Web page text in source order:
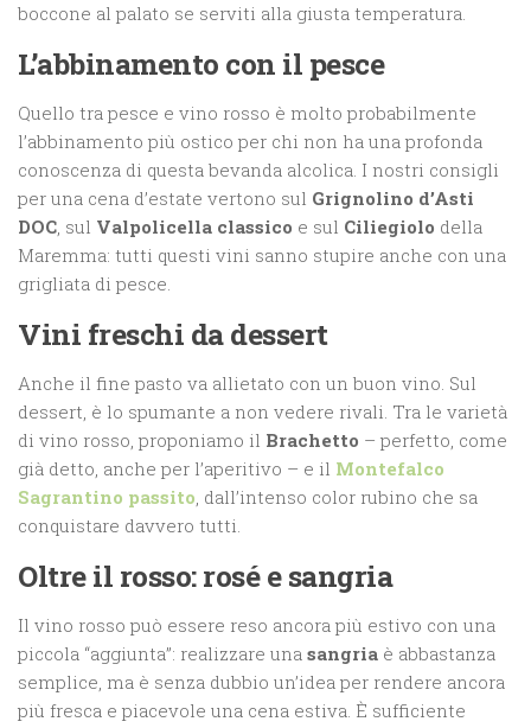
boccone al palato se serviti alla giusta temperatura.
L’abbinamento con il pesce
Quello tra pesce e vino rosso è molto probabilmente
l’abbinamento più ostico per chi non ha una profonda
conoscenza di questa bevanda alcolica. I nostri consigli
per una cena d’estate vertono sul Grignolino d’Asti
DOC, sul Valpolicella classico e sul Ciliegiolo della
Maremma: tutti questi vini sanno stupire anche con una
grigliata di pesce.
Vini freschi da dessert
Anche il fine pasto va allietato con un buon vino. Sul
dessert, è lo spumante a non vedere rivali. Tra le varietà
di vino rosso, proponiamo il Brachetto – perfetto, come
già detto, anche per l’aperitivo – e il Montefalco
Sagrantino passito, dall’intenso color rubino che sa
conquistare davvero tutti.
Oltre il rosso: rosé e sangria
Il vino rosso può essere reso ancora più estivo con una
piccola “aggiunta”: realizzare una sangria è abbastanza
semplice, ma è senza dubbio un’idea per rendere ancora
più fresca e piacevole una cena estiva. È sufficiente